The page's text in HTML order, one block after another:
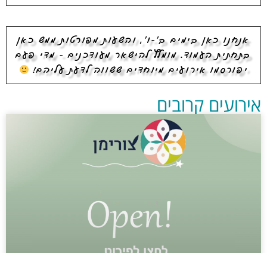
אנחנו כאן בימים ב'-ו', והשעות מפורטות ממש כאן
בתחתית העמוד. מומלץ להישאר מעודכנים - מדי פעם
יפורסמו אירועים מיוחדים ששווה לדעת עליהם!
אירועים קרובים